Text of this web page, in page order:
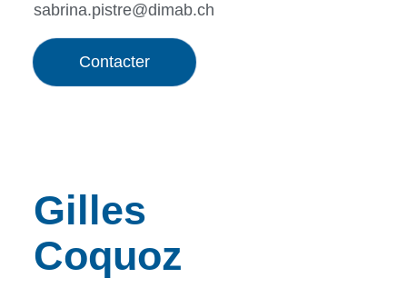
sabrina.pistre@dimab.ch
Contacter
Gilles
Coquoz